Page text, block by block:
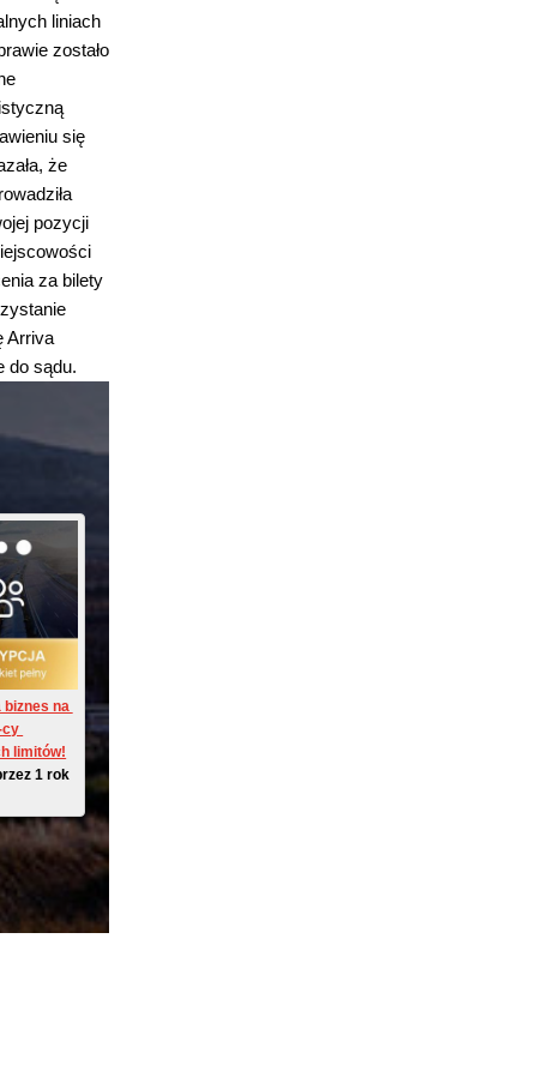
liniach
zostało
się
że
pozycji
za bilety
Arriva
do sądu.
na
cy
limitów!
1 rok